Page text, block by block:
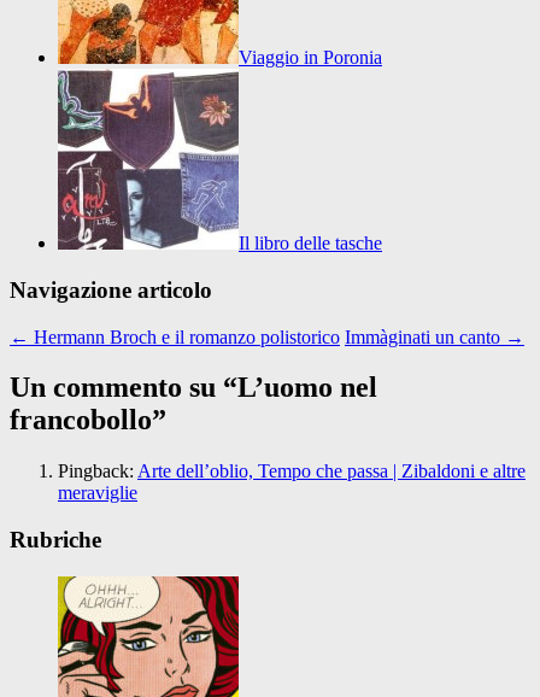
Viaggio in Poronia
Il libro delle tasche
Navigazione articolo
← Hermann Broch e il romanzo polistorico Immàginati un canto →
Un commento su “L’uomo nel
francobollo”
Pingback: Arte dell’oblio, Tempo che passa | Zibaldoni e altre
meraviglie
Rubriche